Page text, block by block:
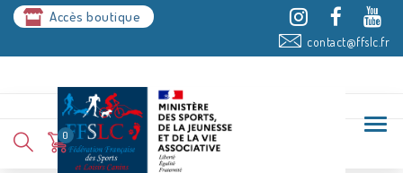
Accès boutique
contact@ffslc.fr
0